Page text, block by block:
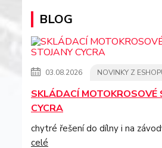
BLOG
03.08.2026 NOVINKY Z
SKLÁDACÍ MOTOKROSOVÉ
CYCRA
chytré řešení do dílny i na
celé